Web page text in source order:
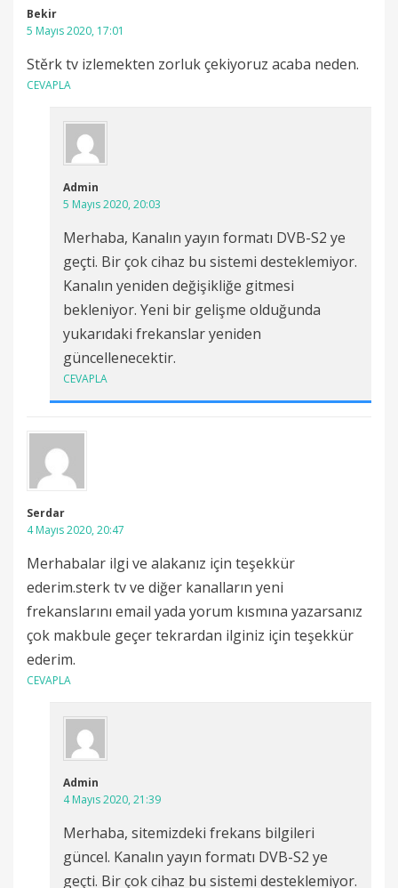
Bekir
5 Mayıs 2020, 17:01
Stěrk tv izlemekten zorluk çekiyoruz acaba neden.
CEVAPLA
Admin
5 Mayıs 2020, 20:03
Merhaba, Kanalın yayın formatı DVB-S2 ye
geçti. Bir çok cihaz bu sistemi desteklemiyor.
Kanalın yeniden değişikliğe gitmesi
bekleniyor. Yeni bir gelişme olduğunda
yukarıdaki frekanslar yeniden
güncellenecektir.
CEVAPLA
Serdar
4 Mayıs 2020, 20:47
Merhabalar ilgi ve alakanız için teşekkür
ederim.sterk tv ve diğer kanalların yeni
frekanslarını email yada yorum kısmına yazarsanız
çok makbule geçer tekrardan ilginiz için teşekkür
ederim.
CEVAPLA
Admin
4 Mayıs 2020, 21:39
Merhaba, sitemizdeki frekans bilgileri
güncel. Kanalın yayın formatı DVB-S2 ye
geçti. Bir çok cihaz bu sistemi desteklemiyor.